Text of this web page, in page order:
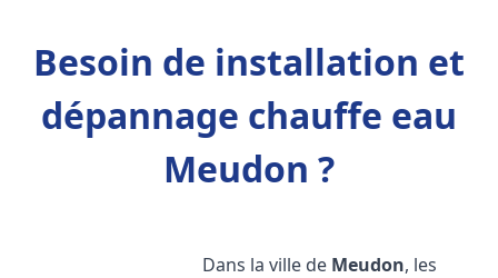
Besoin de installation et
dépannage chauffe eau
Meudon ?
Dans la ville de Meudon, les